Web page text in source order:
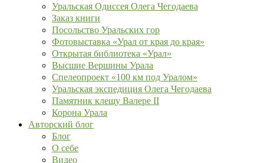
Уральская Одиссея Олега Чегодаева
Заказ книги
Посольство Уральских гор
Фотовыставка «Урал от края до края»
Открытая библиотека «Урал»
Высшие Вершины Урала
Спелеопроект «100 км под Уралом»
Уральская экспедиция Олега Чегодаева
Памятник клещу Валере II
Корона Урала
Авторский блог
Блог
О себе
Видео